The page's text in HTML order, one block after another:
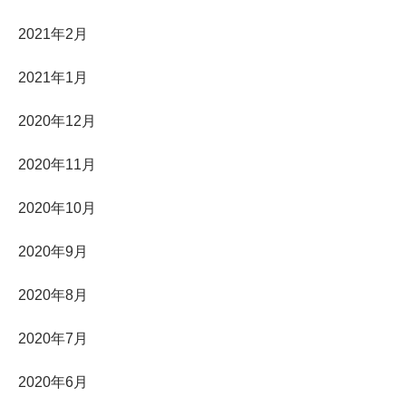
2021年2月
2021年1月
2020年12月
2020年11月
2020年10月
2020年9月
2020年8月
2020年7月
2020年6月